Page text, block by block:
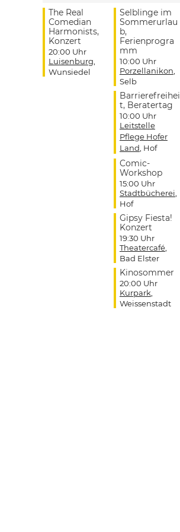
The Real
Comedian
Harmonists,
Konzert
20:00 Uhr
Luisenburg
Wunsiedel
Selblinge im
Sommerurlau
b,
Ferienprogra
mm
10:00 Uhr
Porzellanikon
Selb
Barrierefreihei
t, Beratertag
10:00 Uhr
Leitstelle
Pflege Hofer
Land , Hof
Comic-
Workshop
15:00 Uhr
Stadtbücherei
Hof
Gipsy Fiesta!
Konzert
19:30 Uhr
Theatercafé,
Bad Elster
Kinosommer
20:00 Uhr
Kurpark
Weissenstadt